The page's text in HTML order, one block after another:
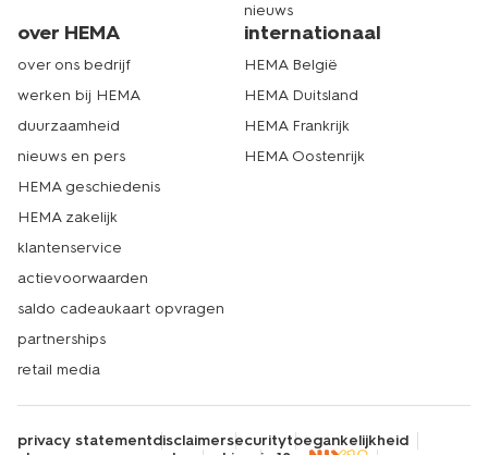
nieuws
over HEMA
over ons bedrijf
werken bij HEMA
duurzaamheid
nieuws en pers
HEMA geschiedenis
HEMA zakelijk
klantenservice
actievoorwaarden
saldo cadeaukaart opvragen
partnerships
retail media
internationaal
HEMA België
HEMA Duitsland
HEMA Frankrijk
HEMA Oostenrijk
privacy statementdisclaimersecuritytoegankelijkheid